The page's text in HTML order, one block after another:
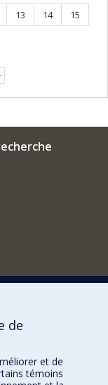
Page
13 Page
14 Page
15
de
et de
témoins